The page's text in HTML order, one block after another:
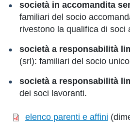
società in accomandita
familiari del socio
rivestono la qualifica di soci
società a responsabilità
(srl): familiari del socio
società a responsabilità
dei soci lavoranti.
elenco parenti e affini